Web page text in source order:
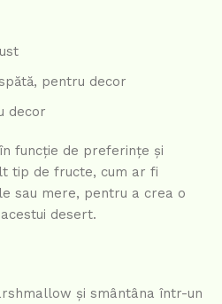
pentru decor
decor
funcție de preferințe și
tip de fructe, cum ar fi
sau mere, pentru a crea o
desert.
și smântâna într-un